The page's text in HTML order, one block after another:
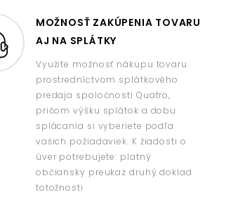
MOŽNOSŤ ZAKÚPENIA TOVARU
AJ NA SPLÁTKY
Využite možnosť nákupu tovaru
prostredníctvom splátkového
predaja spoločnosti Quatro,
pričom výšku splátok a dobu
splácania si vyberiete podľa
vašich požiadaviek. K žiadosti o
úver potrebujete: platný
občiansky preukaz druhý doklad
totožnosti